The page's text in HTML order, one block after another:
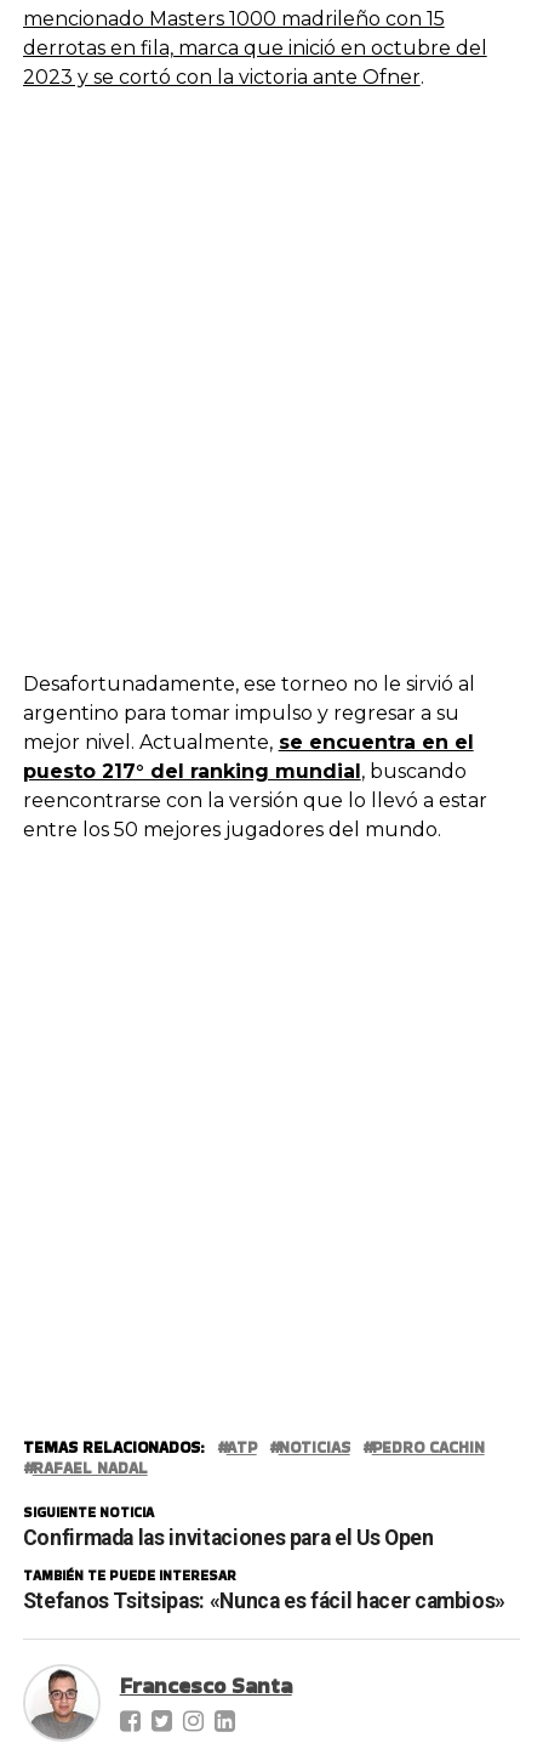
mencionado Masters 1000 madrileño con 15
derrotas en fila, marca que inició en octubre del
2023 y se cortó con la victoria ante Ofner.
Desafortunadamente, ese torneo no le sirvió al
argentino para tomar impulso y regresar a su
mejor nivel. Actualmente, se encuentra en el
puesto 217° del ranking mundial, buscando
reencontrarse con la versión que lo llevó a estar
entre los 50 mejores jugadores del mundo.
TEMAS RELACIONADOS: ATP NOTICIAS
PEDRO CACHIN
RAFAEL NADAL
SIGUIENTE NOTICIA
Confirmada las invitaciones para el Us Open
TAMBIÉN TE PUEDE INTERESAR
Stefanos Tsitsipas: «Nunca es fácil hacer cambios»
Francesco Santa